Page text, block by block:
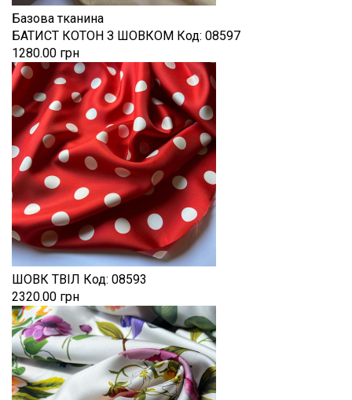
Базова тканина
БАТИСТ КОТОН З ШОВКОМ Код: 08597
1280.00 грн
ШОВК ТВІЛ Код: 08593
2320.00 грн